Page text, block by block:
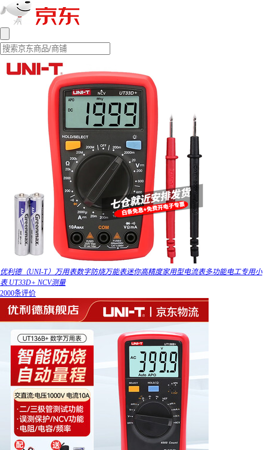
优利德（UNI-T）万用表数字防烧万能表迷你高精度家用型电流表多功能电工专用小
表 UT33D+ NCV测量
2000条评价